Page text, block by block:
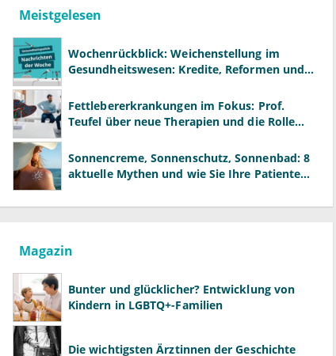
Meistgelesen
Wochenrückblick: Weichenstellung im
Gesundheitswesen: Kredite, Reformen und
Fettlebererkrankungen im Fokus: Prof.
Teufel über neue Therapien und die Rolle
Sonnencreme, Sonnenschutz, Sonnenbad: 8
aktuelle Mythen und wie Sie Ihre Patienten
Magazin
Bunter und glücklicher? Entwicklung von
Kindern in LGBTQ+-Familien
Die wichtigsten Ärztinnen der Geschichte